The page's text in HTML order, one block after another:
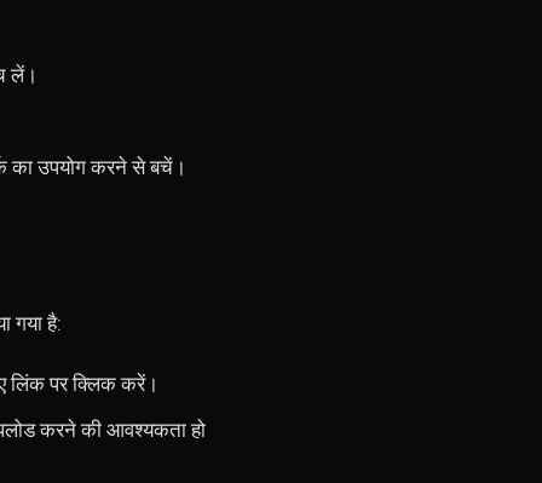
लें।
का उपयोग करने से बचें।
गया है:
लिंक पर क्लिक करें।
करने की आवश्यकता हो